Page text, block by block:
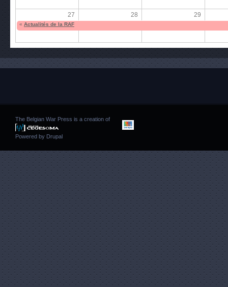
27 28 29
« Actualités de la RAF
The Belgian War Press is a creation of
Powered by Drupal